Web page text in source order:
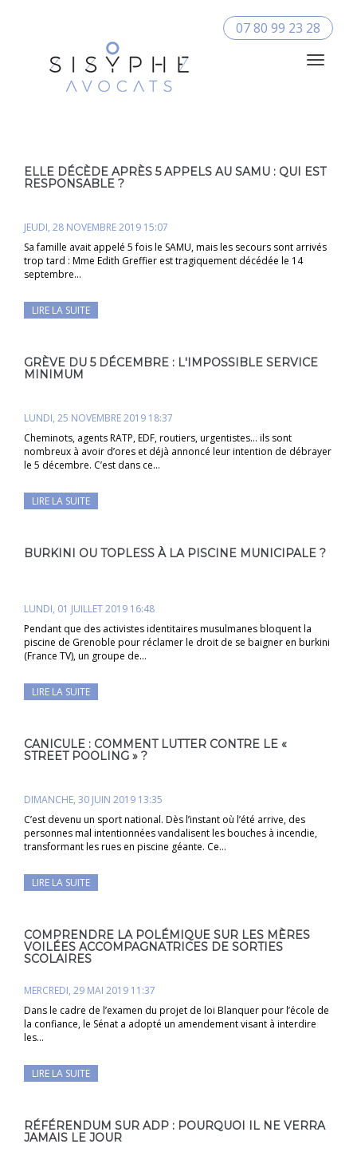
07 80 99 23 28
Toggle
ELLE DÉCÈDE APRÈS 5 APPELS AU SAMU : QUI EST
RESPONSABLE ?
JEUDI, 28 NOVEMBRE 2019 15:07
Sa famille avait appelé 5 fois le SAMU, mais les secours sont arrivés
trop tard : Mme Edith Greffier est tragiquement décédée le 14
septembre…
LIRE LA SUITE
GRÈVE DU 5 DÉCEMBRE : L'IMPOSSIBLE SERVICE
MINIMUM
LUNDI, 25 NOVEMBRE 2019 18:37
Cheminots, agents RATP, EDF, routiers, urgentistes… ils sont
nombreux à avoir d’ores et déjà annoncé leur intention de débrayer
le 5 décembre. C’est dans ce…
LIRE LA SUITE
BURKINI OU TOPLESS À LA PISCINE MUNICIPALE ?
LUNDI, 01 JUILLET 2019 16:48
Pendant que des activistes identitaires musulmanes bloquent la
piscine de Grenoble pour réclamer le droit de se baigner en burkini
(France TV), un groupe de…
LIRE LA SUITE
CANICULE : COMMENT LUTTER CONTRE LE «
STREET POOLING » ?
DIMANCHE, 30 JUIN 2019 13:35
C’est devenu un sport national. Dès l’instant où l’été arrive, des
personnes mal intentionnées vandalisent les bouches à incendie,
transformant les rues en piscine géante. Ce…
LIRE LA SUITE
COMPRENDRE LA POLÉMIQUE SUR LES MÈRES
VOILÉES ACCOMPAGNATRICES DE SORTIES
SCOLAIRES
MERCREDI, 29 MAI 2019 11:37
Dans le cadre de l’examen du projet de loi Blanquer pour l’école de
la confiance, le Sénat a adopté un amendement visant à interdire
les…
LIRE LA SUITE
RÉFÉRENDUM SUR ADP : POURQUOI IL NE VERRA
JAMAIS LE JOUR